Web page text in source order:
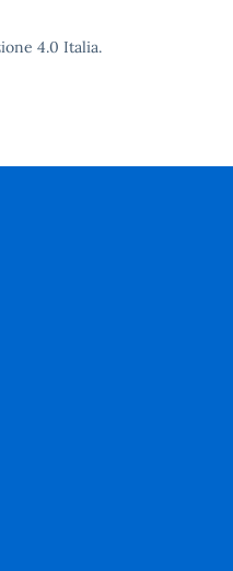
4.0 Italia.